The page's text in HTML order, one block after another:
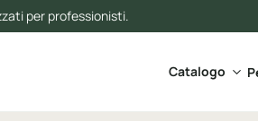
per professionisti.
Catalogo